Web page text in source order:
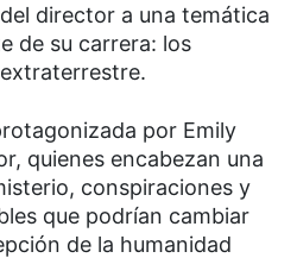
director a una temática
de su carrera: los
por Emily
quienes encabezan una
conspiraciones y
que podrían cambiar
de la humanidad